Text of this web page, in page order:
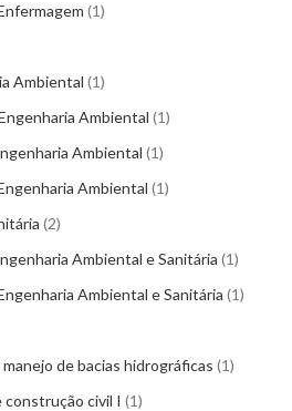
1
Ambiental 1
Ambiental 1
Ambiental 1
Ambiental 1
2
Ambiental e Sanitária 1
Ambiental e Sanitária 1
de bacias hidrográficas 1
construção civil I 1